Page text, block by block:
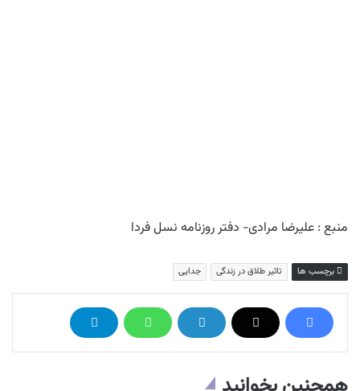
منبع : علیرضا مرادی- دفتر روزنامه نسل فردا
برچسب ها تاثیر طلاق در زندگی جدایی